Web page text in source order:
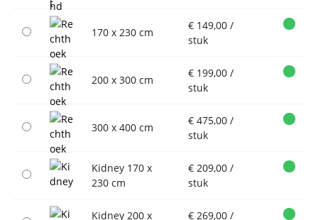
170 x 230 cm
€ 149,00 /
stuk
200 x 300 cm
€ 199,00 /
stuk
300 x 400 cm
€ 475,00 /
stuk
Kidney 170 x
230 cm
€ 209,00 /
stuk
Kidney 200 x
€ 269,00 /